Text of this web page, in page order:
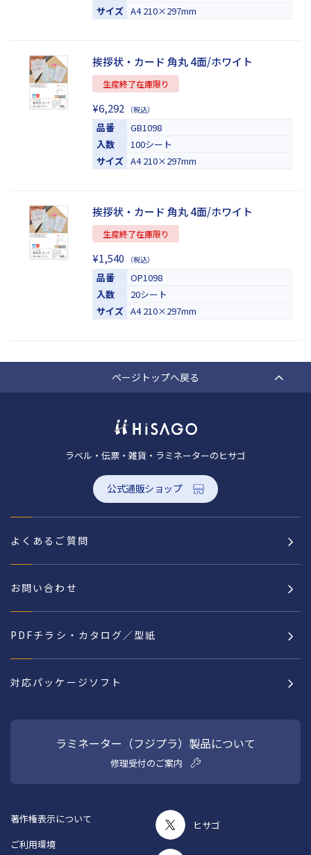
サイズ A4 210×297mm
挨拶状・カード 角丸 4面/ホワイト
生産終了在庫限り
¥6,292 （税込）
品番
GB1098
入数
100シート
サイズ A4 210×297mm
挨拶状・カード 角丸 4面/ホワイト
生産終了在庫限り
¥1,540 （税込）
品番
OP1098
入数
20シート
サイズ A4 210×297mm
ページトップへ戻る
ラベル・伝票・雑貨・ラミネーターのヒサゴ
公式通販ショップ
よくあるご質問
お問い合わせ
PDFチラシ・カタログ／型紙
対応パッケージソフト
ラミネーター（フジプラ）製品について
修理受付のご案内
ヒサゴ
著作権表示について
ご利用環境